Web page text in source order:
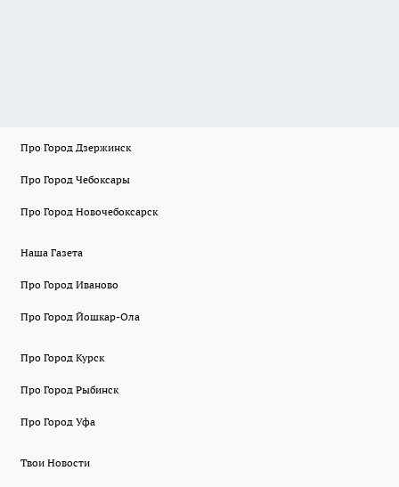
Про Город Дзержинск
Про Город Чебоксары
Про Город Новочебоксарск
Наша Газета
Про Город Иваново
Про Город Йошкар-Ола
Про Город Курск
Про Город Рыбинск
Про Город Уфа
Твои Новости